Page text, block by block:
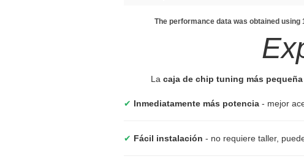
The performance data was obtained
La caja de chip tuning más
✔ Inmediatamente más potencia - mejor
✔ Fácil instalación - no requiere taller,